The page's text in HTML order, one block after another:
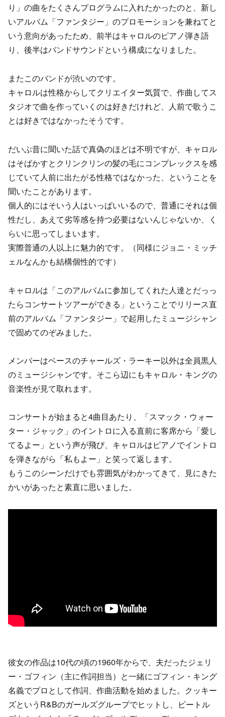
り」の曲をたくさんプログラムに入れたかったのと、新し
いアルバム「ファンタジー」のプロモーションを兼ねてと
いう意向があったため、前半はキャロルのピアノ弾き語
り、後半はバンドサウンドという構成になりました。
またこのバンドが渋いのです。
キャロルは性格からしてクリエイター気質で、作曲してス
タジオで曲を作っていくのは好きだけれど、人前で歌うこ
とは好きではなかったそうです。
だいぶ昔に聞いた話で真偽のほどは不明ですが、キャロル
はそばかすとクリンクリンの髪の毛にコンプレックスを感
じていて人前に出たがる性格ではなかった、ということを
聞いたことがあります。
個人的にはそいう人はいっぱいいるので、普通にそれは個
性だし、あえて劣等感を持つ必要はないんじゃないか、く
らいに思ってしまいます。
実際普通の人以上に魅力的です。（同様にジョニ・ミッチ
ェルなんかも結構個性的です）
キャロルは「このアルバムに参加してくれた人達とだっっ
たらコンサートツアーができる」ということでリリース直
前のアルバム「ファンタジー」で起用したミュージシャン
で固めてのぞみました。
メンバーはベースのチャールズ・ラーキー以外は全員黒人
のミュージシャンです。そこら辺にもキャロル・キングの
音楽性が見て取れます。
コンサートが始まると4曲目あたり、「スマック・ウォー
ター・ジャック」のイントロに入る直前に客席から「愛し
てるよー」という声が飛び、キャロルはピアノでイントロ
を弾きながら「私もよー」と笑って返します。
もうこのシーンだけでも雰囲気がわかってきて、見にきた
かいがあったと素直に思いました。
彼女の作品は10代の頃の1960年からで、夫だったジェリ
ー・ゴフィン（主に作詞担当）と一緒にゴフィン・キング
名義でプロとして作詞、作曲活動を始めました。クッキー
ズというR&Bのガールズグループでヒットし、ビートル